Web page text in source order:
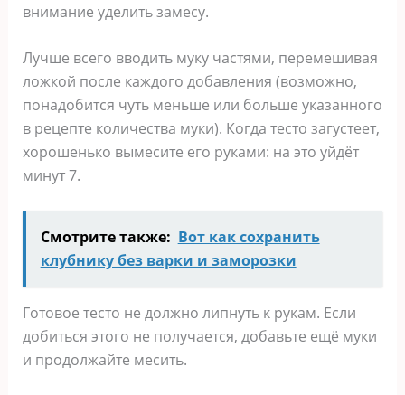
внимание уделить замесу.
Лучше всего вводить муку частями, перемешивая
ложкой после каждого добавления (возможно,
понадобится чуть меньше или больше указанного
в рецепте количества муки). Когда тесто загустеет,
хорошенько вымесите его руками: на это уйдёт
минут 7.
Смотрите также: Вот как сохранить
клубнику без варки и заморозки
Готовое тесто не должно липнуть к рукам. Если
добиться этого не получается, добавьте ещё муки
и продолжайте месить.